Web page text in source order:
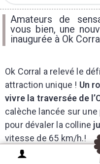
Amateurs de
vous bien, une
inaugurée à Ok
Ok Corral a relevé le
attraction unique ! Un
vivre la traversée de
calèche lancée sur
pour dévaler la colline
vitesse de 65 km/h.!